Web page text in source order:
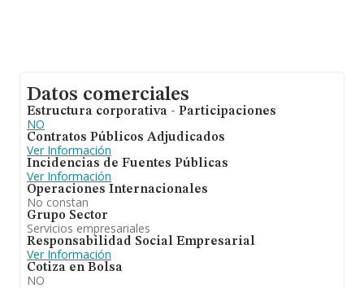
Datos comerciales
Estructura corporativa - Participaciones
NO
Contratos Públicos Adjudicados
Ver Información
Incidencias de Fuentes Públicas
Ver Información
Operaciones Internacionales
No constan
Grupo Sector
Servicios empresariales
Responsabilidad Social Empresarial
Ver Información
Cotiza en Bolsa
NO